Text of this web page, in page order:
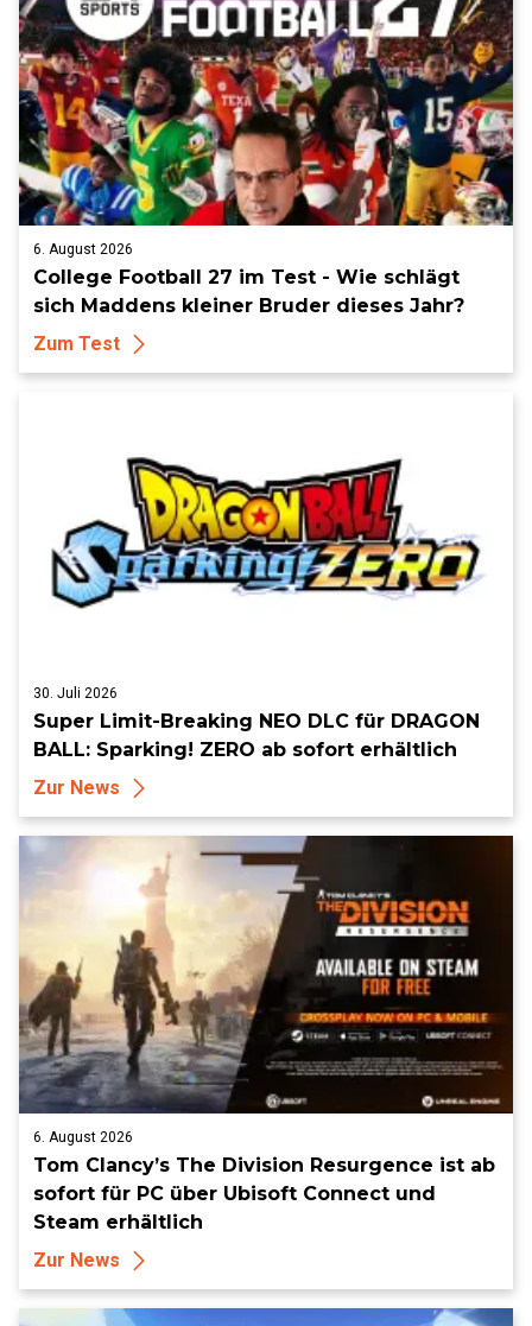
6. August 2026
College Football 27 im Test - Wie schlägt
sich Maddens kleiner Bruder dieses Jahr?
Zum Test
30. Juli 2026
Super Limit-Breaking NEO DLC für DRAGON
BALL: Sparking! ZERO ab sofort erhältlich
Zur News
6. August 2026
Tom Clancy’s The Division Resurgence ist ab
sofort für PC über Ubisoft Connect und
Steam erhältlich
Zur News